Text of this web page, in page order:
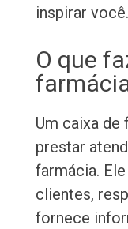
inspirar você.
O que
Um caixa de
prestar
farmácia.
clientes,
fornece